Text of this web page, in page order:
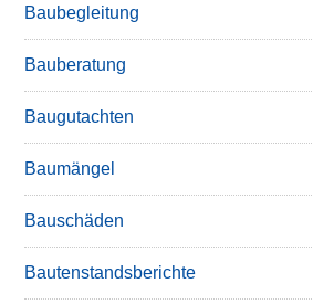
Baubegleitung
Bauberatung
Baugutachten
Baumängel
Bauschäden
Bautenstandsberichte